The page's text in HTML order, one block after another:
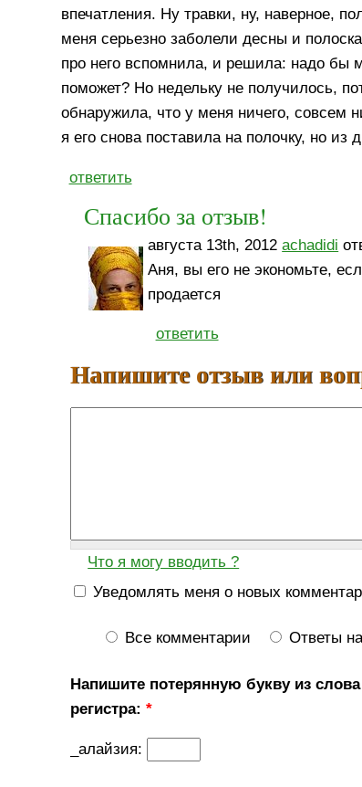
впечатления. Ну травки, ну, наверное,
меня серьезно заболели десны и
про него вспомнила, и решила: надо бы
поможет? Но недельку не получилось,
обнаружила, что у меня ничего, совсем
я его снова поставила на полочку, но из
ответить
Спасибо за отзыв!
августа 13th, 2012achadidi
Аня, вы его не экономьте,
продается
ответить
Напишите отзыв или
Что я могу вводить ?
Уведомлять меня о новых
Все комментарии Ответы
Напишите потерянную букву из
регистра:*
_алайзия: